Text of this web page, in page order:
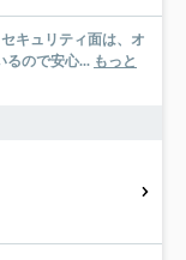
キュリティ面は、オ
るので安心... もっと